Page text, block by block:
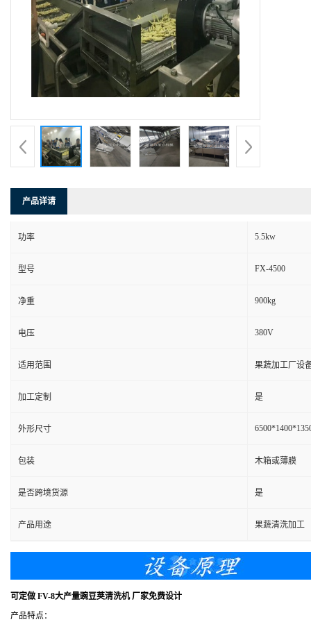
产品详请
功率 5.5kw
型号 FX-4500
净重 900kg
电压 380V
适用范围 果蔬加工厂设
加工定制 是
外形尺寸
包装 木箱或薄膜
是否跨境货源 是
产品用途 果蔬清洗加工
可定做 FV-8大产量豌豆荚清洗机 厂家免费设计
产品特点：